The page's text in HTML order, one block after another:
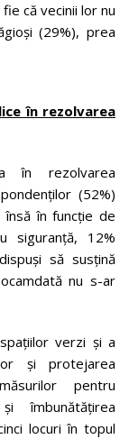
că vecinii lor nu
(29%), prea
în rezolvarea
în rezolvarea
(52%)
în funcție de
siguranță, 12%
să susțină
nu s-ar
verzi și a
și protejarea
pentru
îmbunătățirea
locuri în topul